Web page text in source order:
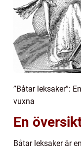
”Båtar leksaker”:
vuxna
En
Båtar leksaker är